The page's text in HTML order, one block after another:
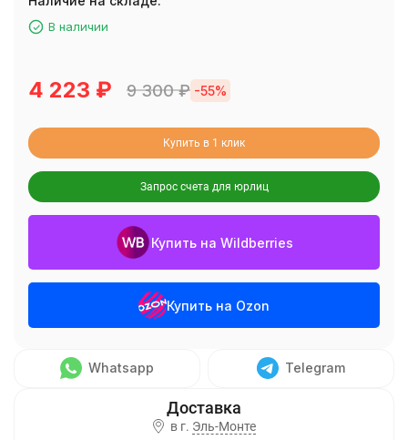
В наличии
4 223 ₽ 9 300₽ -55%
Купить в 1 клик
Запрос счета для юрлиц
Купить на Wildberries
Купить на Ozon
Whatsapp Telegram
в г. Эль-Монте